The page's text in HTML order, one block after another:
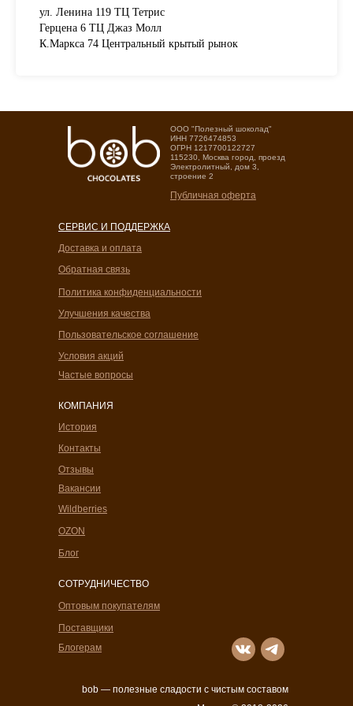
ул. Ленина 119 ТЦ Тетрис
Герцена 6 ТЦ Джаз Молл
К.Маркса 74 Центральный крытый рынок
bob — полезные сладости с чистым составом
OOO "Полезный шоколад"
ИНН 7726474853
ОГРН 1217700122727
115230, Москва город, проезд
Электролитный, дом 3,
строение 2
СОТРУДНИЧЕСТВО
Оптовым покупателям
Поставщики
Блогерам
СЕРВИС И ПОДДЕРЖКА
Доставка и оплата
Обратная связь
Улучшения качества
Политика конфиденциальности
Пользовательское соглашение
Условия акций
Частые вопросы
Публичная оферта
КОМПАНИЯ
История
Контакты
Отзывы
Вакансии
Wildberries
OZON
Блог